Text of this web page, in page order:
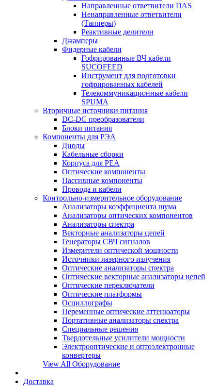
Направленные ответвители DAS
Ненаправленные ответвители
(Тапперы)
Реактивные делители
Джамперы
Фидерные кабели
Гофрированные ВЧ кабели
SUCOFEED
Инструмент для подготовки
гофрированных кабелей
Телекоммуникационные кабели
SPUMA
Вторичные источники питания
DC-DC преобразователи
Блоки питания
Компоненты для РЭА
Диоды
Кабельные сборки
Корпуса для РЕА
Оптические компоненты
Пассивные компоненты
Провода и кабели
Контрольно-измерительное оборудование
Анализаторы коэффициента шума
Анализаторы оптических компонентов
Анализаторы спектра
Векторные анализаторы цепей
Генераторы СВЧ сигналов
Измерители оптической мощности
Источники лазерного излучения
Оптические анализаторы спектра
Оптические векторные анализаторы цепей
Оптические переключатели
Оптические платформы
Осциллографы
Переменные оптические аттенюаторы
Портативные анализаторы спектра
Специальные решения
Твердотельные усилители мощности
Электрооптические и оптоэлектронные
конвертеры
View All Оборудование
Доставка